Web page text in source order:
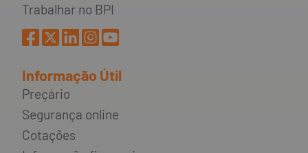
Trabalhar no BPI
Informação Útil
Preçário
Segurança online
Cotações